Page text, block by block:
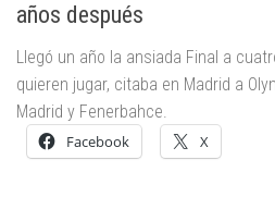
años después
Llegó un año la ansiada Final a
quieren jugar, citaba en Madrid a
Madrid y Fenerbahce.
Facebook X